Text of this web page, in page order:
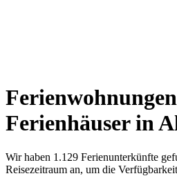
Ferienhäuser in
Wir haben 1.129 Ferienunterkünfte
Reisezeitraum an, um die